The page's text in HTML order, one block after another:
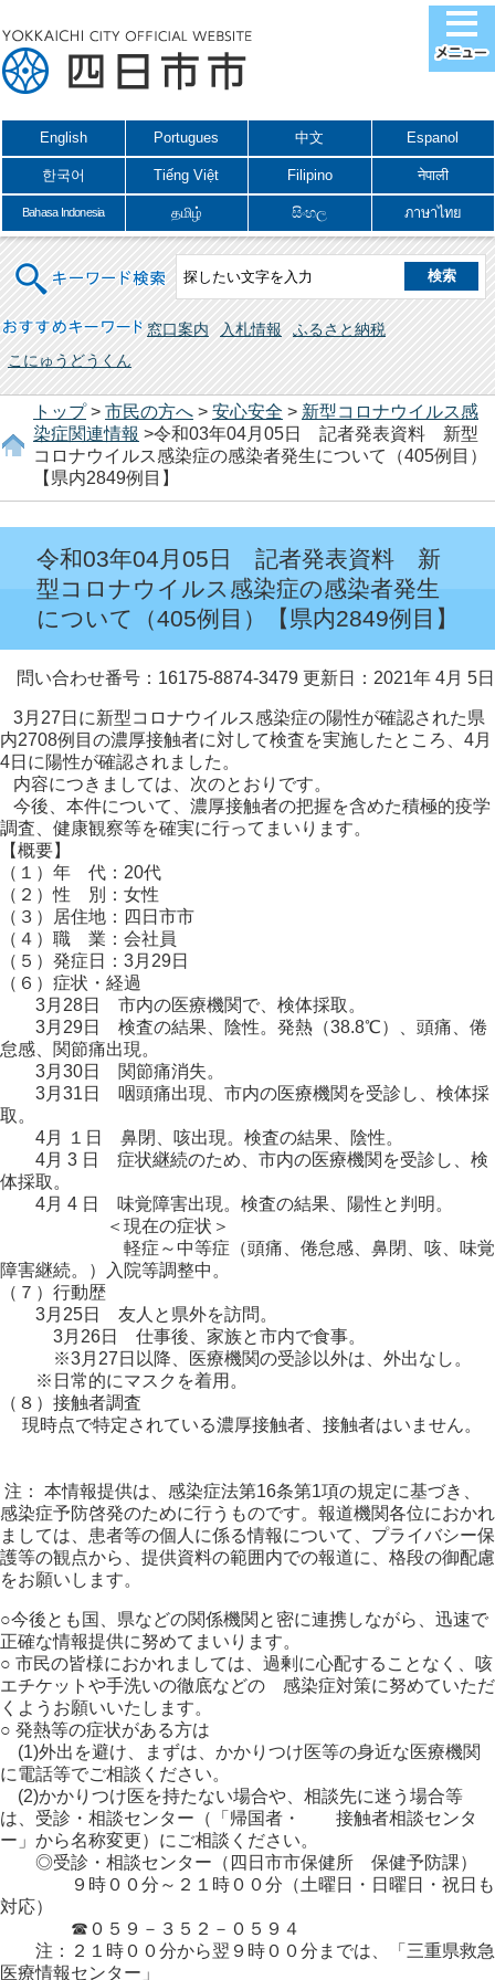
English Portugues 中文 Espanol
한국어 Tiếng Việt Filipino नेपाली
Bahasa Indonesia தமிழ் සිංහල ภาษาไทย
キーワード検索
おすすめキーワード 窓口案内 入札情報
ふるさと納税
こにゅうどうくん
トップ> 市民の方へ > 安心安全 > 新型コロナウイルス感
染症関連情報 >令和03年04月05日 記者発表資料 新型
コロナウイルス感染症の感染者発生について（405例目）
【県内2849例目】
令和03年04月05日 記者発表資料 新
型コロナウイルス感染症の感染者発生
について（405例目）【県内2849例目】
問い合わせ番号：16175-8874-3479 更新日：2021年 4月 5日
3月27日に新型コロナウイルス感染症の陽性が確認された県
内2708例目の濃厚接触者に対して検査を実施したところ、4月
4日に陽性が確認されました。
内容につきましては、次のとおりです。
今後、本件について、濃厚接触者の把握を含めた積極的疫学
調査、健康観察等を確実に行ってまいります。
【概要】
（１）年 代：20代
（２）性 別：女性
（３）居住地：四日市市
（４）職 業：会社員
（５）発症日：3月29日
（６）症状・経過
3月28日 市内の医療機関で、検体採取。
3月29日 検査の結果、陰性。発熱（38.8℃）、頭痛、倦
怠感、関節痛出現。
3月30日 関節痛消失。
3月31日 咽頭痛出現、市内の医療機関を受診し、検体採
取。
4月 １日 鼻閉、咳出現。検査の結果、陰性。
4月 3 日 症状継続のため、市内の医療機関を受診し、検
体採取。
4月 4 日 味覚障害出現。検査の結果、陽性と判明。
＜現在の症状＞
軽症～中等症（頭痛、倦怠感、鼻閉、咳、味覚
障害継続。）入院等調整中。
（７）行動歴
3月25日 友人と県外を訪問。
3月26日 仕事後、家族と市内で食事。
※3月27日以降、医療機関の受診以外は、外出なし。
※日常的にマスクを着用。
（８）接触者調査
現時点で特定されている濃厚接触者、接触者はいません。
注： 本情報提供は、感染症法第16条第1項の規定に基づき、
感染症予防啓発のために行うものです。報道機関各位におかれ
ましては、患者等の個人に係る情報について、プライバシー保
護等の観点から、提供資料の範囲内での報道に、格段の御配慮
をお願いします。
○今後とも国、県などの関係機関と密に連携しながら、迅速で
正確な情報提供に努めてまいります。
○ 市民の皆様におかれましては、過剰に心配することなく、咳
エチケットや手洗いの徹底などの 感染症対策に努めていただ
くようお願いいたします。
○ 発熱等の症状がある方は
(1)外出を避け、まずは、かかりつけ医等の身近な医療機関
に電話等でご相談ください。
(2)かかりつけ医を持たない場合や、相談先に迷う場合等
は、受診・相談センター（「帰国者・ 接触者相談センタ
ー」から名称変更）にご相談ください。
◎受診・相談センター（四日市市保健所 保健予防課）
９時００分～２１時００分（土曜日・日曜日・祝日も
対応）
☎０５９－３５２－０５９４
注：２１時００分から翌９時００分までは、「三重県救急
医療情報センター」